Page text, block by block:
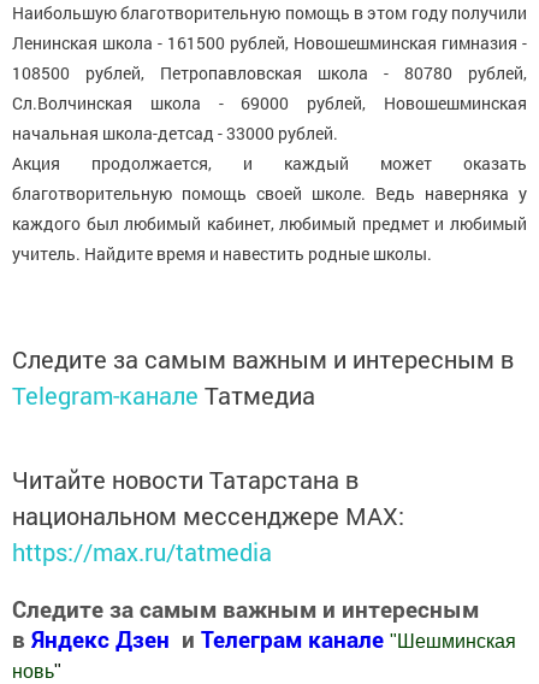
Наибольшую благотворительную помощь в этом году получили
Ленинская школа - 161500 рублей, Новошешминская гимназия -
108500 рублей, Петропавловская школа - 80780 рублей,
Сл.Волчинская школа - 69000 рублей, Новошешминская
начальная школа-детсад - 33000 рублей.
Акция продолжается, и каждый может оказать
благотворительную помощь своей школе. Ведь наверняка у
каждого был любимый кабинет, любимый предмет и любимый
учитель. Найдите время и навестить родные школы.
Следите за самым важным и интересным в
Telegram-канале Татмедиа
Читайте новости Татарстана в
национальном мессенджере MАХ:
https://max.ru/tatmedia
Следите за самым важным и интересным
в Яндекс Дзен и Телеграм канале "Шешминская
новь"